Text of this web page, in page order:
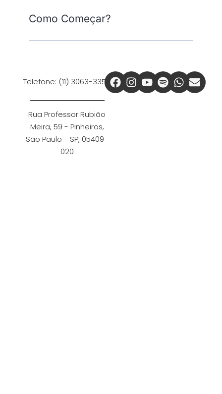
Como Começar?
Telefone: (11) 3063-3350
Rua Professor Rubião
Meira, 59 - Pinheiros,
São Paulo - SP, 05409-
020